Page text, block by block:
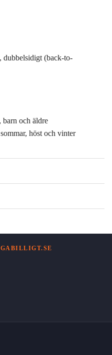
(back-to-
och äldre
höst och vinter